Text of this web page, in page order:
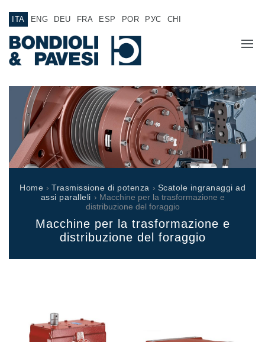
ITA ENG DEU FRA ESP POR РУС CHI
CHI SIAMO
PRODOTTI
APPLICAZIONI
RETE VENDITA
LAVORA CON NOI
DOCUMENTAZIONE
Trasmissione di potenza
Alberi cardanici
Scatole ingranaggi prodotte per Bondioli & Pavesi
Scatole ingranaggi ad assi paralleli
Scatole ingranaggi Speciali
Scatole Pump Drive
Motori Orbitali prodotti per Bondioli & Pavesi
Sistemi di accoppiamento
Home › Trasmissione di potenza › Scatole ingranaggi ad
assi paralleli › Macchine per la trasformazione e
distribuzione del foraggio
Macchine per la trasformazione e
distribuzione del foraggio